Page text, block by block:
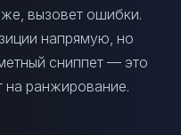
вызовет ошибки.
напрямую, но
сниппет — это
на ранжирование.